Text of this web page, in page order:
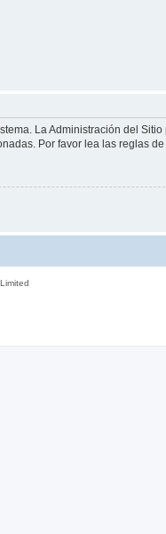
La Administración del
Por favor lea las reglas